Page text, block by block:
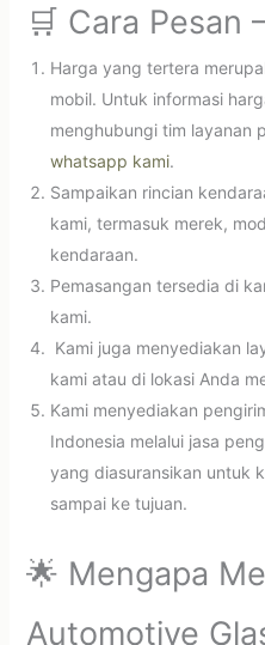
🛒 Cara Pesan
Harga yang tertera
mobil. Untuk informasi
menghubungi tim layanan
whatsapp kami.
Sampaikan rincian
kami, termasuk merek,
kendaraan.
Pemasangan tersedia di
kami.
Kami juga menyediakan
kami atau di lokasi Anda
Kami menyediakan
Indonesia melalui jasa
yang diasuransikan untuk
sampai ke tujuan.
🌟 Mengapa
Automotive